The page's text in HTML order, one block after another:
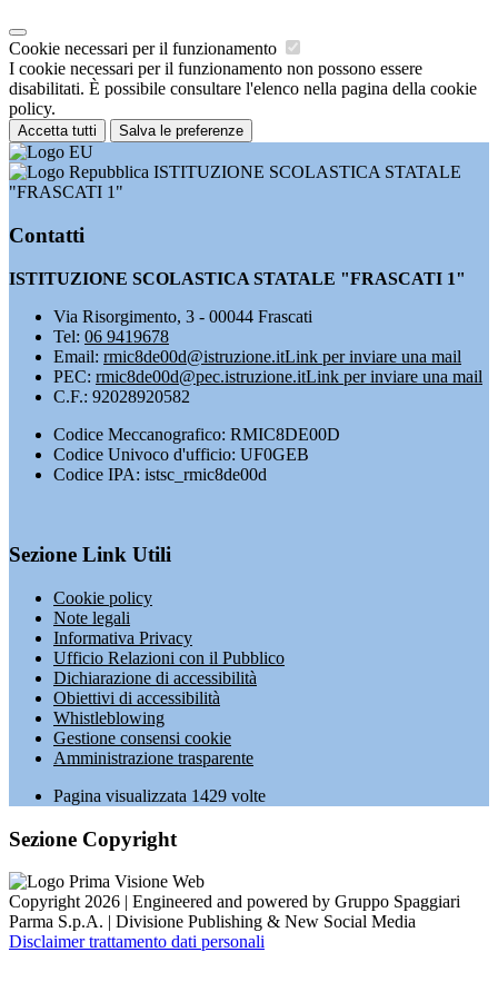
Cookie necessari per il funzionamento
I cookie necessari per il funzionamento non possono essere
disabilitati. È possibile consultare l'elenco nella pagina della cookie
policy.
Accetta tutti Salva le preferenze
ISTITUZIONE SCOLASTICA STATALE
"FRASCATI 1"
Contatti
ISTITUZIONE SCOLASTICA STATALE "FRASCATI 1"
Via Risorgimento, 3 - 00044 Frascati
Tel: 06 9419678
Email: rmic8de00d@istruzione.itLink per inviare una mail
PEC: rmic8de00d@pec.istruzione.itLink per inviare una mail
C.F.: 92028920582
Codice Meccanografico: RMIC8DE00D
Codice Univoco d'ufficio: UF0GEB
Codice IPA: istsc_rmic8de00d
Sezione Link Utili
Cookie policy
Note legali
Informativa Privacy
Ufficio Relazioni con il Pubblico
Dichiarazione di accessibilità
Obiettivi di accessibilità
Whistleblowing
Gestione consensi cookie
Amministrazione trasparente
Pagina visualizzata 1429 volte
Sezione Copyright
Copyright 2026 | Engineered and powered by Gruppo Spaggiari
Parma S.p.A. | Divisione Publishing & New Social Media
Disclaimer trattamento dati personali